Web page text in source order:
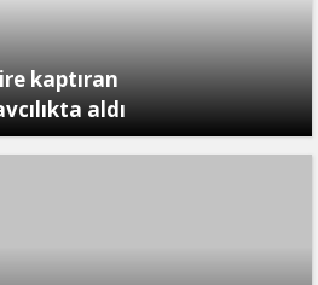
kaptıran
aldı